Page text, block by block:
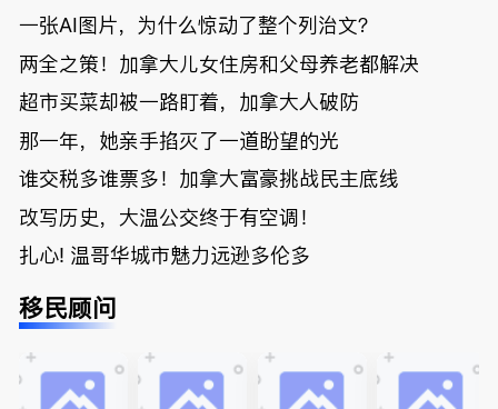
一张AI图片，为什么惊动了整个列治文？
两全之策！加拿大儿女住房和父母养老都解决
超市买菜却被一路盯着，加拿大人破防
那一年，她亲手掐灭了一道盼望的光
谁交税多谁票多！加拿大富豪挑战民主底线
改写历史，大温公交终于有空调！
扎心! 温哥华城市魅力远逊多伦多
移民顾问